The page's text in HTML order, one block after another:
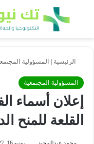
بحث عن
الرئيسية | المسؤولية
المسؤولية المجتمعية
إعلان أسماء
القلعة للمنح